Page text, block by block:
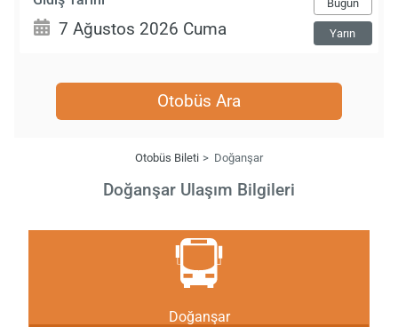
Bugün
Yarın
Otobüs Ara
Otobüs Bileti Doğanşar
Doğanşar Ulaşım Bilgileri
Doğanşar